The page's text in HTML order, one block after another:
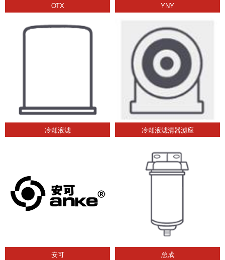
OTX YNY
冷却液滤 冷却液滤清器滤座
安可 总成